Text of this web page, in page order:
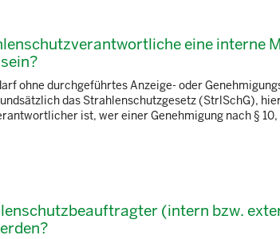
eine
ohne durchgeführtes Anzeige- oder
das Strahlenschutzgesetz (StrlSchG),
ist, wer einer Genehmigung nach §
(intern bzw.